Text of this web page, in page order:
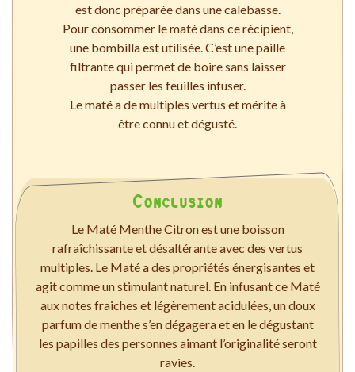
est donc préparée dans une calebasse.
Pour consommer le maté dans ce récipient,
une bombilla est utilisée. C’est une paille
filtrante qui permet de boire sans laisser
passer les feuilles infuser.
Le maté a de multiples vertus et mérite à
être connu et dégusté.
Conclusion
Le Maté Menthe Citron est une boisson
rafraîchissante et désaltérante avec des vertus
multiples. Le Maté a des propriétés énergisantes et
agit comme un stimulant naturel. En infusant ce Maté
aux notes fraiches et légèrement acidulées, un doux
parfum de menthe s’en dégagera et en le dégustant
les papilles des personnes aimant l’originalité seront
ravies.